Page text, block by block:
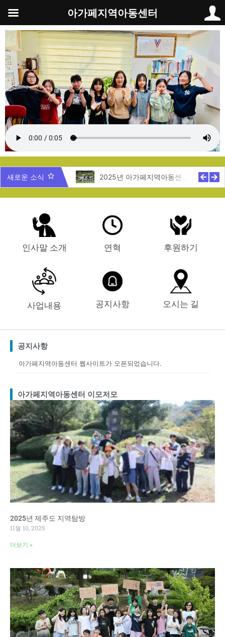
츠
로
건
너
뛰
기
새로운 소식
제주도 지역탐방
인사말 소개 연혁 후원하기
사업내용 공지사항 오시는 길
공지사항
아가페지역아동센터 웹사이트가 오픈되었습니다.
아가페지역아동센터 이모저모
2025년 제주도 지역탐방
11월 10, 2025
더보기 »
PagePage
아가페지역아동센터